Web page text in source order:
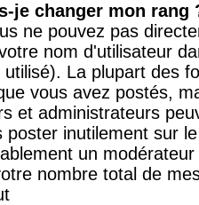
je changer mon rang
ne pouvez pas
nom d'utilisateur
La plupart des
vous avez postés,
et administrateurs
poster inutilement sur
un
nombre total de